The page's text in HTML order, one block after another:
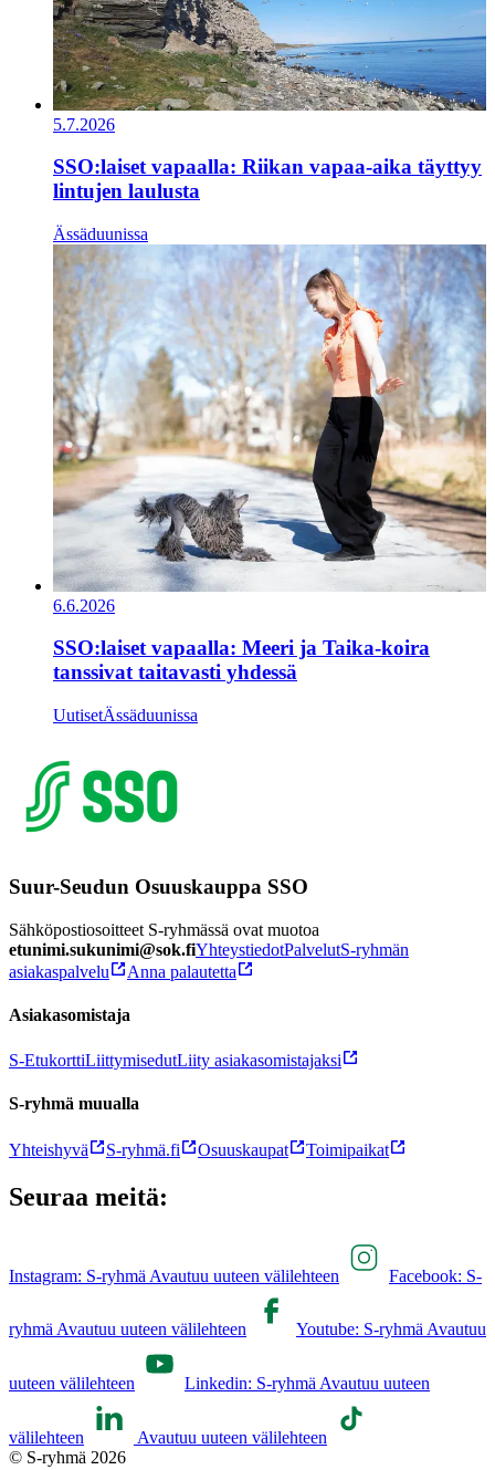
5.7.2026
SSO:laiset vapaalla: Riikan vapaa-aika täyttyy
lintujen laulusta
Ässäduunissa
6.6.2026
SSO:laiset vapaalla: Meeri ja Taika-koira
tanssivat taitavasti yhdessä
UutisetÄssäduunissa
Suur-Seudun Osuuskauppa SSO
Sähköpostiosoitteet S-ryhmässä ovat muotoa
etunimi.sukunimi@sok.fiYhteystiedotPalvelutS-ryhmän
asiakaspalvelu
Anna palautetta
Asiakasomistaja
S-EtukorttiLiittymisedutLiity asiakasomistajaksi
S-ryhmä muualla
Yhteishyvä S-ryhmä.fi Osuuskaupat Toimipaikat
Seuraa meitä:
Instagram: S-ryhmä Avautuu uuteen välilehteen Facebook: S-
ryhmä Avautuu uuteen välilehteen Youtube: S-ryhmä Avautuu
uuteen välilehteen Linkedin: S-ryhmä Avautuu uuteen
välilehteen
Avautuu uuteen välilehteen
© S-ryhmä 2026